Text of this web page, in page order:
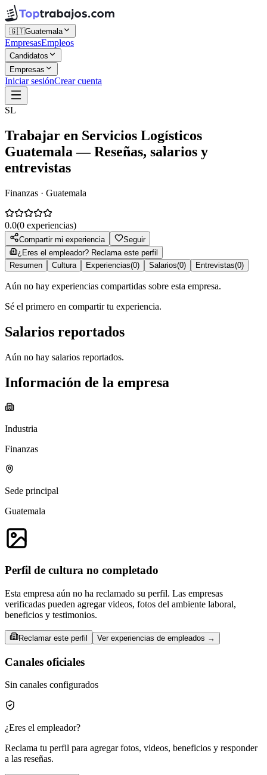
🇬🇹Guatemala
EmpresasEmpleos
Candidatos
Empresas
Iniciar sesiónCrear cuenta
SL
Trabajar en Servicios Logísticos
Guatemala — Reseñas, salarios y
entrevistas
Finanzas · Guatemala
0.0(0 experiencias)
Compartir mi experiencia
Seguir
¿Eres el empleador? Reclama este perfil
Resumen
Cultura Experiencias(0) Salarios(0) Entrevistas(0)
Aún no hay experiencias compartidas sobre esta empresa.
Sé el primero en compartir tu experiencia.
Salarios reportados
Aún no hay salarios reportados.
Información de la empresa
Industria
Finanzas
Sede principal
Guatemala
Perfil de cultura no completado
Esta empresa aún no ha reclamado su perfil. Las empresas
verificadas pueden agregar videos, fotos del ambiente laboral,
beneficios y testimonios.
Reclamar este perfil Ver experiencias de empleados →
Canales oficiales
Sin canales configurados
¿Eres el empleador?
Reclama tu perfil para agregar fotos, videos, beneficios y responder
a las reseñas.